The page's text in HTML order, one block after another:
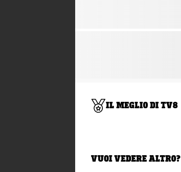
IL MEGLIO DI TV8
VUOI VEDERE ALTRO?